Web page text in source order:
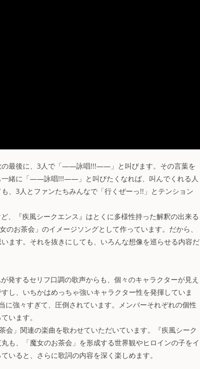
の最後に、3人で「――詠唱!!!――」と叫びます。その言葉を
一緒に「――詠唱!!!――」と叫びたくなれば、叫んでくれる人
、3人とファンたちみんなで「行くぜーっ!!」とテンション
『疾風シークエンス』はとくに多様性持った解釈の出来る
お茶会」のイメージソングとして作っています。だから、
ます。それを抜きにしても、いろんな想像を巡らせる内容だ
するセリフ口調の歌声からも、個々のキャラクターが見え
し、いちかはめっちゃ強いキャラクター性を発揮していま
強々すぎて、圧倒されています。メンバーそれぞれの個性
います。
」関連の楽曲を歌わせていただいています。『疾風シーク
も、「魔女のお茶会」を形成する世界観やヒロインの子をイ
いると、さらに歌詞の内容を深く楽しめます。